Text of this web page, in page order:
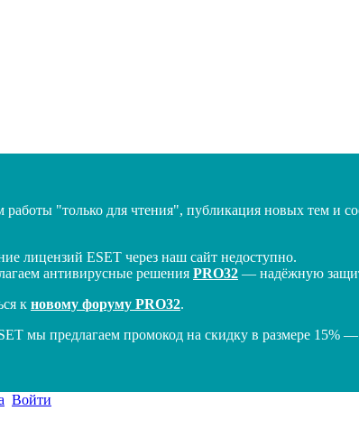
"только для чтения", публикация новых тем и
лицензий ESET через наш сайт недоступно.
антивирусные решения PRO32 — надёжную
к новому форуму PRO32.
мы предлагаем промокод на скидку в размере 15% —
Войти